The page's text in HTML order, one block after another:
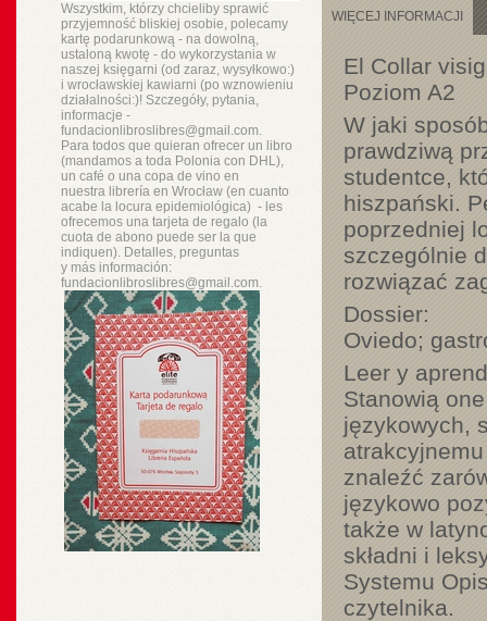
Wszystkim, którzy chcieliby sprawić
przyjemność bliskiej osobie, polecamy
kartę podarunkową - na dowolną,
ustaloną kwotę - do wykorzystania w
naszej księgarni (od zaraz, wysyłkowo:)
i wrocławskiej kawiarni (po wznowieniu
działalności:)! Szczegóły, pytania,
informacje -
fundacionlibroslibres@gmail.com.
Para todos que quieran ofrecer un libro
(mandamos a toda Polonia con DHL),
un café o una copa de vino en
nuestra libreríaen Wrocław (en cuanto
acabe la locura epidemiológica) - les
ofrecemos una tarjeta de regalo (la
cuota de abono puede ser la que
indiquen). Detalles, preguntas
y másinformación:
fundacionlibroslibres@gmail.com.
WIĘCEJ INFORMACJI
El Collar
Poziom A2
W jaki
prawdziwą
studentce,
hiszpański.
poprzedniej
szczególnie
rozwiązać
Dossier:
Oviedo;
Leer y
Stanowią
językowych,
znaleźć
językowo
także w
składni i
Systemu
czytelnika.